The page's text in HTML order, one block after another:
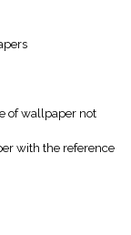
of wallpaper not
with the reference